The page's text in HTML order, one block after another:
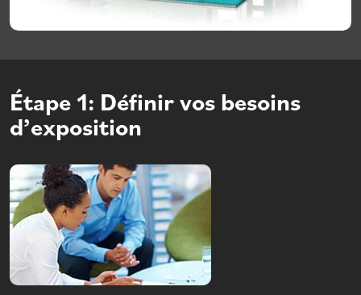
Étape 1: Définir vos besoins
d’exposition